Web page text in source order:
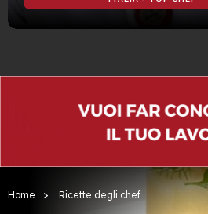
Home > Ricette degli chef